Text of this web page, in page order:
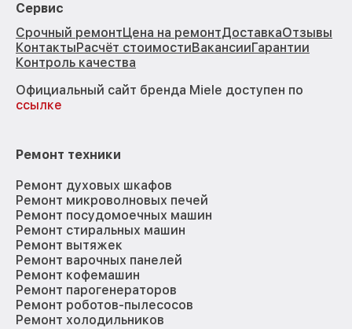
Сервис
Срочный ремонтЦена на ремонтДоставкаОтзывы
КонтактыРасчёт стоимостиВакансииГарантии
Контроль качества
Официальный сайт бренда Miele доступен по
ссылке
Ремонт техники
Ремонт духовых шкафов
Ремонт микроволновых печей
Ремонт посудомоечных машин
Ремонт стиральных машин
Ремонт вытяжек
Ремонт варочных панелей
Ремонт кофемашин
Ремонт парогенераторов
Ремонт роботов-пылесосов
Ремонт холодильников